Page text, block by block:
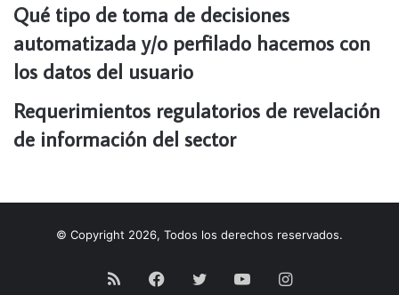
Qué tipo de toma de decisiones
automatizada y/o perfilado hacemos con
los datos del usuario
Requerimientos regulatorios de revelación
de información del sector
© Copyright 2026, Todos los derechos reservados.
RSS Facebook
TwitterYouTubeInstagram